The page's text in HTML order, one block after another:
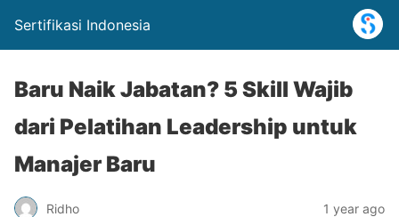
Sertifikasi Indonesia
Baru Naik Jabatan? 5 Skill Wajib
dari Pelatihan Leadership untuk
Manajer Baru
Ridho 1 year ago